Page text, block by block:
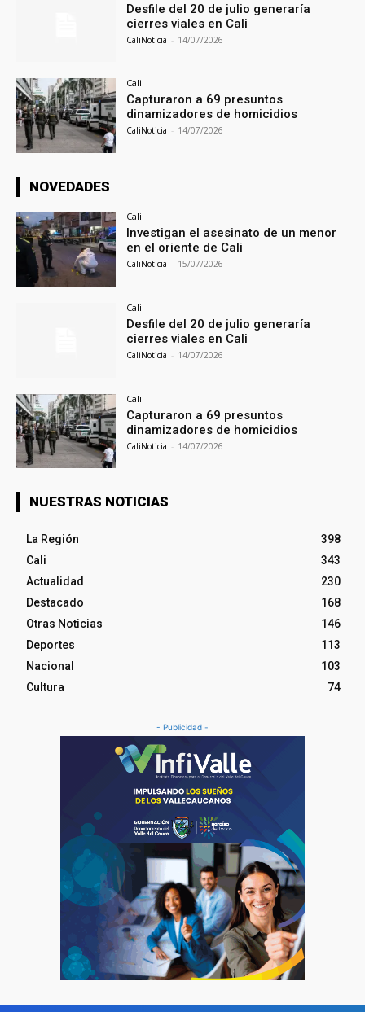
Desfile del 20 de julio generaría
cierres viales en Cali
CaliNoticia - 14/07/2026
Cali
Capturaron a 69 presuntos
dinamizadores de homicidios
CaliNoticia - 14/07/2026
NOVEDADES
Cali
Investigan el asesinato de un menor
en el oriente de Cali
CaliNoticia - 15/07/2026
Cali
Desfile del 20 de julio generaría
cierres viales en Cali
CaliNoticia - 14/07/2026
Cali
Capturaron a 69 presuntos
dinamizadores de homicidios
CaliNoticia - 14/07/2026
NUESTRAS NOTICIAS
La Región
398
Cali
343
Actualidad
230
Destacado
168
Otras Noticias
146
Deportes
113
Nacional
103
Cultura
74
- Publicidad -